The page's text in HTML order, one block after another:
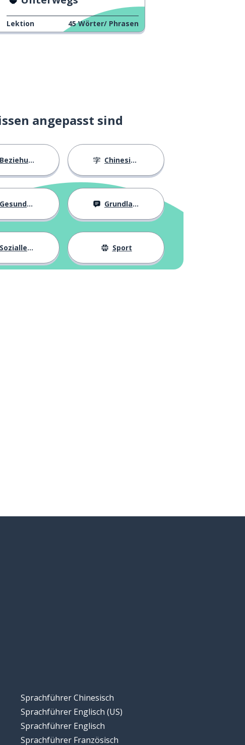
Lektion 45 Wörter/ Phrasen
angepasst sind
Beziehungen Chinesische Schriftzeichen
Gesundheit Grundlagen
Sozialleben Sport
Sprachführer Chinesisch
Sprachführer Englisch (US)
Sprachführer Englisch
Sprachführer Französisch